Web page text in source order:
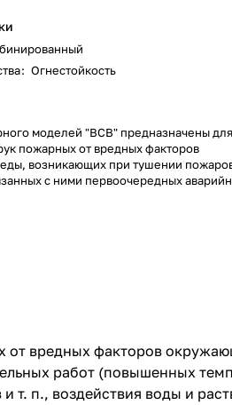
: Огнестойкость
моделей "ВСВ" предназначены для
пожарных от вредных факторов
возникающих при тушении
с ними первоочередных
(повышенных температур, теплового
с нагретыми поверхностями,
от вредных факторов
работ (повышенных
т. п., воздействия воды и